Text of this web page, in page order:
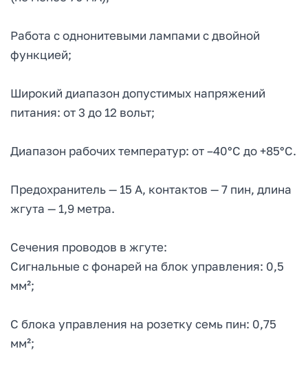
Работа с однонитевыми лампами с двойной
функцией;
Широкий диапазон допустимых напряжений
питания: от 3 до 12 вольт;
Диапазон рабочих температур: от –40°C до +85°C.
Предохранитель — 15 А, контактов — 7 пин, длина
жгута — 1,9 метра.
Сечения проводов в жгуте:
Сигнальные с фонарей на блок управления: 0,5
мм²;
С блока управления на розетку семь пин: 0,75
мм²;